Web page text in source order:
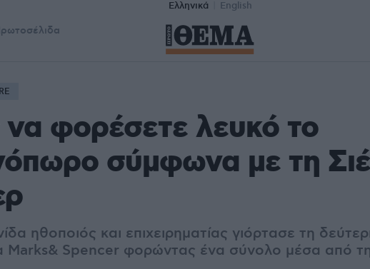
Ελληνικά English
φορέσετε λευκό το
σύμφωνα με τη
ηθοποιός και επιχειρηματίας γιόρτασε τη
Marks& Spencer φορώντας ένα σύνολο μέσα από